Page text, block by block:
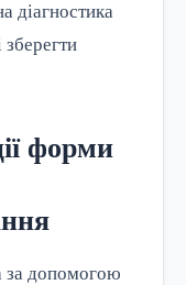
діагностика
зберегти
форми
за допомогою